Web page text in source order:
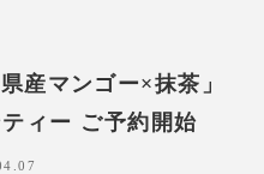
産マンゴー×抹茶」
ィー ご予約開始